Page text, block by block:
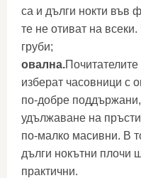
са и дълги нокти във
те не отиват на
груби;
овална.
изберат часовници с
по-добре
удължаване на
по-малко масивни. В
дълги нокътни плочи
практични.